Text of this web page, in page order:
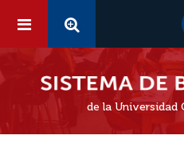
de la Universidad